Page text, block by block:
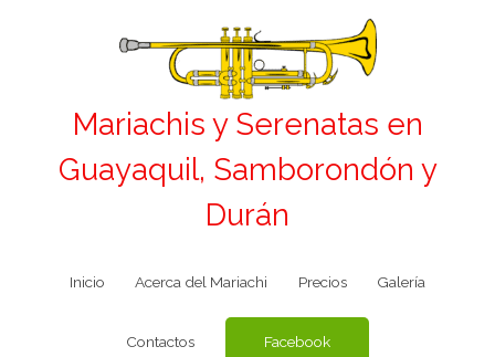
Mariachis y Serenatas en
Guayaquil, Samborondón y
Durán
Inicio Acerca del Mariachi Precios Galería
Contactos Facebook